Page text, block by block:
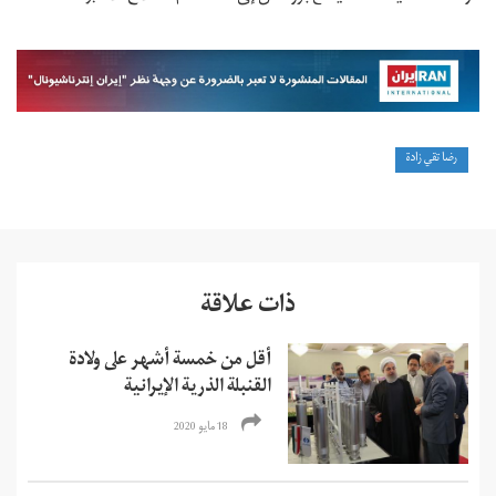
رضا تقي زادة
ذات علاقة
أقل من خمسة أشهر على ولادة
القنبلة الذرية الإيرانية
18 مايو 2020